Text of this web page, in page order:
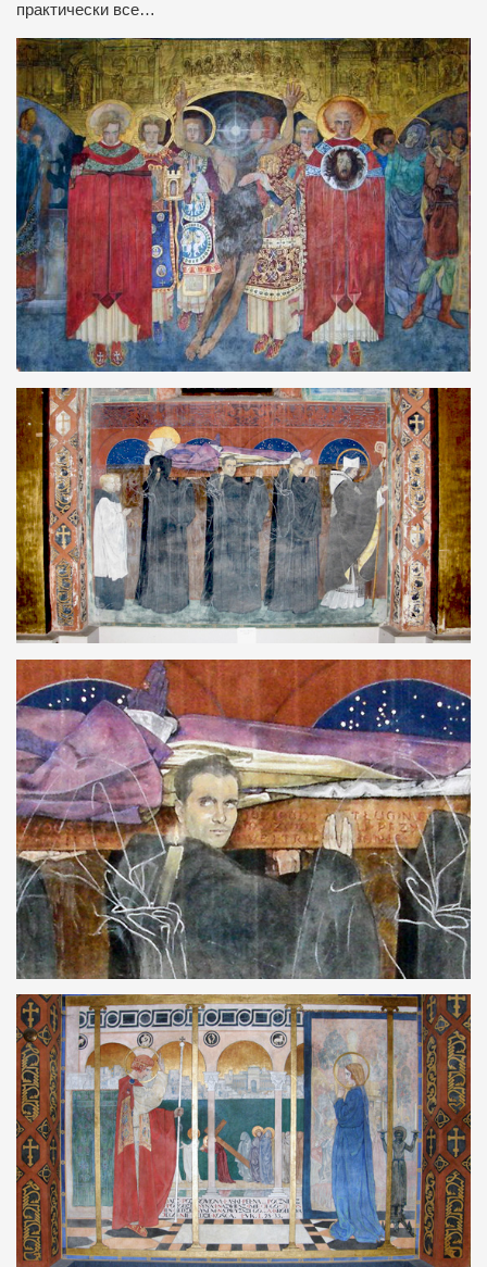
практически все…